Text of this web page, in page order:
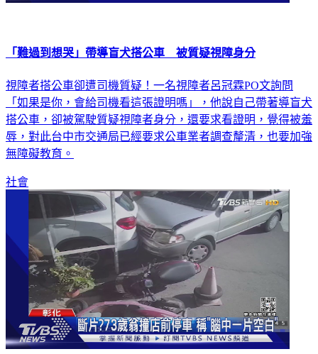
「難過到想哭」帶導盲犬搭公車 被質疑視障身分
視障者搭公車卻遭司機質疑！一名視障者呂冠霖PO文詢問
「如果是你，會給司機看這張證明嗎」，他說自己帶著導盲犬
搭公車，卻被駕駛質疑視障者身分，還要求看證明，覺得被羞
辱，對此台中市交通局已經要求公車業者調查釐清，也要加強
無障礙教育。
社會